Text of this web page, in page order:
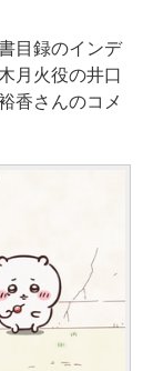
目録のインデ
月火役の井口
香さんのコメ